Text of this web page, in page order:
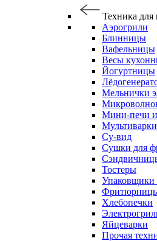
Техника
Аэрогрили
Блинницы
Вафельницы
Весы
Йогуртницы
Мельнички
Мини-печи
Су-вид
Сушки для
Тостеры
Упаковщики
Хлебопечки
Яйцеварки
Прочая